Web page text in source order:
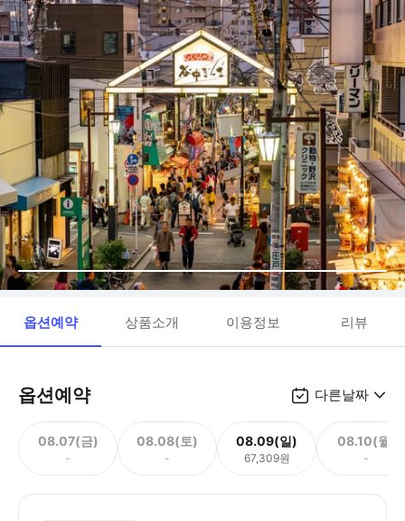
옵션예약 상품소개 이용정보 리뷰
옵션예약 다른날짜
08.07(금)
-
08.08(토)
-
08.09(일)
67,309원
08.10(월)
-